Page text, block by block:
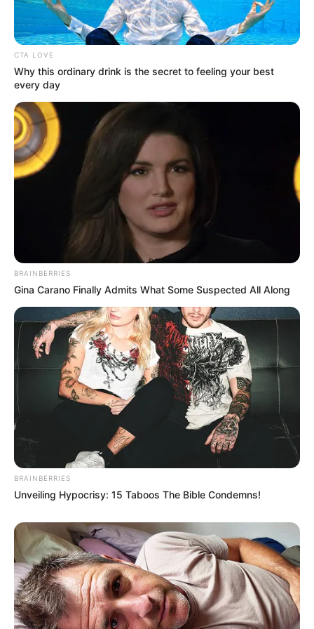
Baca juga:
NBell-412 SP/HP/EP – Tulang Punggung Kavaleri
Udara TNI AD
Sementara untuk peran heli serbu, Puspenerbad lebih
‘mempercayakan’ pada jenis heli serba guna NBO-105 yang
Dengan bobot yang ringan, menjadikan NBO-105 terbilang
pun lebih lengkap ketimbang Bell 205 A-1 dan NBell-412, sebut
saja ada empat senapan mesin FN Herstal MO.32 kaliber
7,62mm yang ditempatkan dalam dua TMP (Twin Machine Gun
Pods) atau dua senapan mesin berat kaliber 12,7mm NATO
dalam dua FN HMP (Heavy Machine Gun Pods). Konfigurasi lain
dari sista di NBO-105 adalah roket FFAR (Folding Fins Air
CTA LOVE
Why this ordinary drink is the secret to feeling your best
every day
BRAINBERRIES
Gina Carano Finally Admits What Some Suspected All Along
BRAINBERRIES
Unveiling Hypocrisy: 15 Taboos The Bible Condemns!